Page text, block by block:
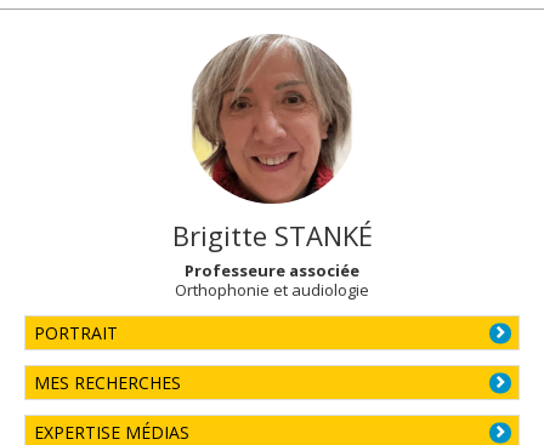
Brigitte STANKÉ
Professeure associée
Orthophonie et audiologie
PORTRAIT
MES RECHERCHES
EXPERTISE MÉDIAS